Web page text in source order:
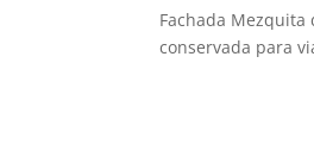
Fachada
conservada para